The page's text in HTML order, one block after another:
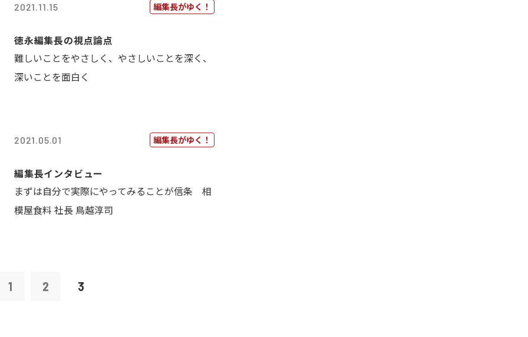
2021.11.15 編集長がゆく！
徳永編集長の視点論点
難しいことをやさしく、やさしいことを深く、
深いことを面白く
2021.05.01 編集長がゆく！
編集長インタビュー
まずは自分で実際にやってみることが信条 相
模屋食料 社長 鳥越淳司
1 2 3